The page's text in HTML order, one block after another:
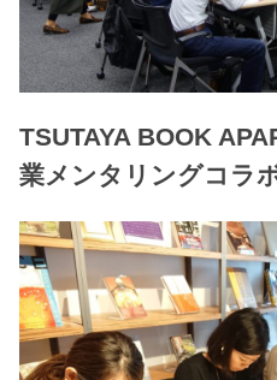
TSUTAYA BOOK
業メンタリングコラ